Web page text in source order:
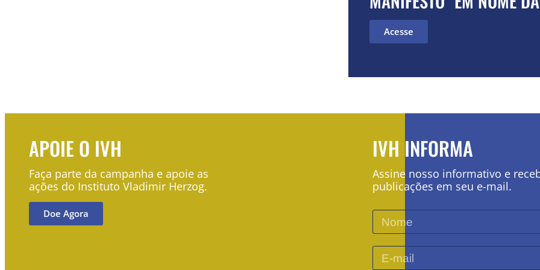
Acesse
APOIE O IVH
Faça parte da campanha e apoie as
ações do Instituto Vladimir Herzog.
Doe Agora
IVH INFORMA
Assine nosso informativo e
publicações em seu e-mail.